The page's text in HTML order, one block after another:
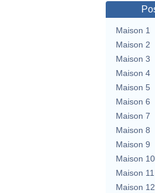
Maison 1
Maison 2
Maison 3
Maison 4
Maison 5
Maison 6
Maison 7
Maison 8
Maison 9
Maison 10
Maison 11
Maison 12